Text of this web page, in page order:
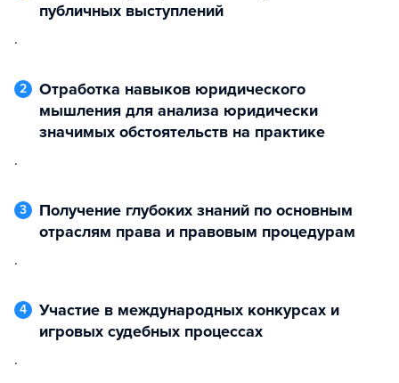
публичных выступлений
.
2
Отработка навыков юридического
мышления для анализа юридически
значимых обстоятельств на практике
.
3
Получение глубоких знаний по основным
отраслям права и правовым процедурам
.
4
Участие в международных конкурсах и
игровых судебных процессах
.